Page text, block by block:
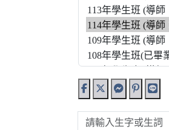
請輸入生字或生詞